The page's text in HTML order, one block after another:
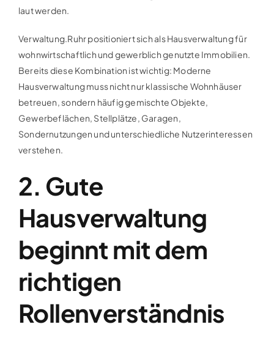
laut werden.
Verwaltung.Ruhr positioniert sich als Hausverwaltung für
wohnwirtschaftlich und gewerblich genutzte Immobilien.
Bereits diese Kombination ist wichtig: Moderne
Hausverwaltung muss nicht nur klassische Wohnhäuser
betreuen, sondern häufig gemischte Objekte,
Gewerbeflächen, Stellplätze, Garagen,
Sondernutzungen und unterschiedliche Nutzerinteressen
verstehen.
2. Gute
Hausverwaltung
beginnt mit dem
richtigen
Rollenverständnis